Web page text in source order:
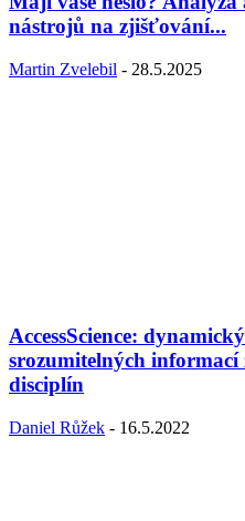
nástrojů na zjišťování...
Martin Zvelebil - 28.5.2025
AccessScience:
srozumitelných informací
disciplín
Daniel Růžek - 16.5.2022